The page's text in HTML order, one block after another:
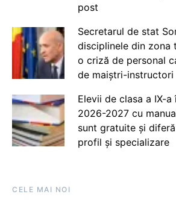
post
Secretarul de stat
disciplinele din zona
o criză de personal
de maiștri-instructori
Elevii de clasa a IX-
2026-2027 cu
sunt gratuite și
profil și specializare
CELE MAI NOI